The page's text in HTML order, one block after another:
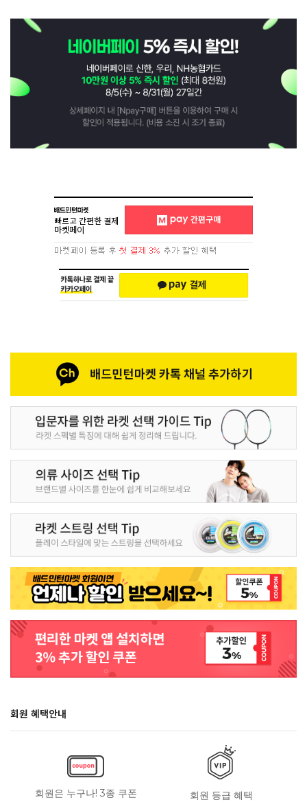
회원 혜택안내
회원은 누구나! 3종 쿠폰 회원 등급 혜택